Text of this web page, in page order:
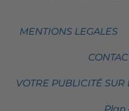
MENTIONS LEGALES
VOTRE PUBLICITÉ SUR